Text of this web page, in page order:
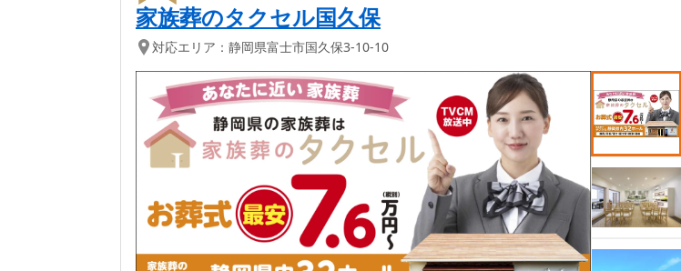
家族葬のタクセル国久保
対応エリア： 静岡県富士市国久保3-10-10